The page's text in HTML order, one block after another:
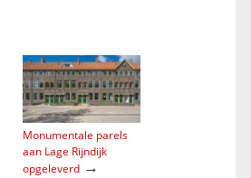
Monumentale parels
aan Lage Rijndijk
opgeleverd→